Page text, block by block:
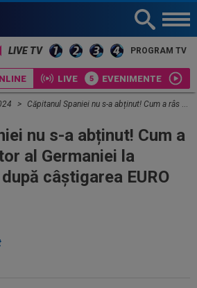
LIVE TV PROGRAM TV
LIVE EVENIMENTE
Căpitanul Spaniei nu s-a abținut! Cum a râs de un jucător al Germaniei la petrecerea de după câștigarea EURO 2024
nu s-a abținut! Cum a
al Germaniei la
câștigarea EURO